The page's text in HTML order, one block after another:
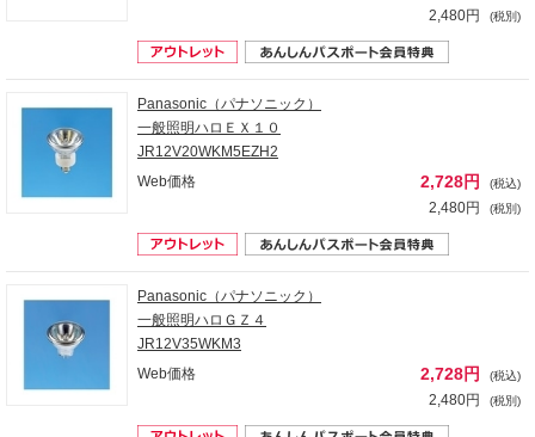
2,480円 (税別)
Panasonic（パナソニック）
一般照明ハロＥＸ１０
JR12V20WKM5EZH2
Web価格
2,728円 (税込)
2,480円 (税別)
Panasonic（パナソニック）
一般照明ハロＧＺ４
JR12V35WKM3
Web価格
2,728円 (税込)
2,480円 (税別)